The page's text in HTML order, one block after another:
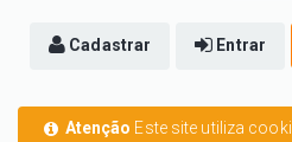
Cadastrar Entrar
Atenção Este site utiliza